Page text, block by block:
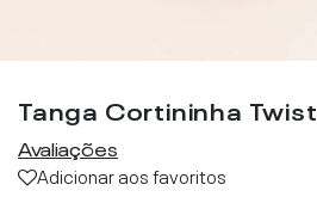
Tanga Cortininha Twist
Avaliações
Adicionar aos favoritos